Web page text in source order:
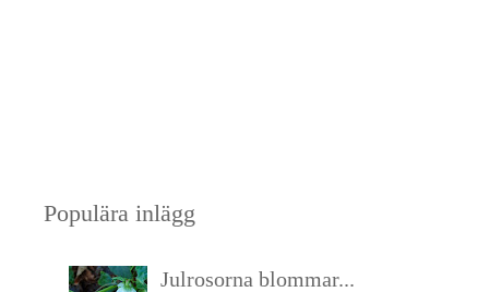
Populära inlägg
Julrosorna blommar...